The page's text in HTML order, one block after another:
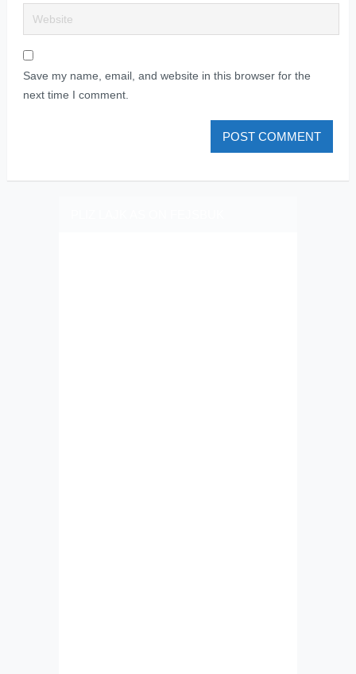
Save my name, email, and website in this browser for the
next time I comment.